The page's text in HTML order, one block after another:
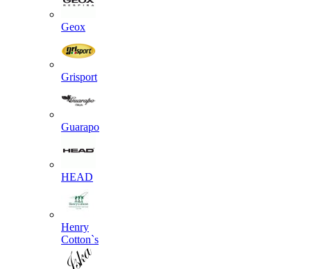
Geox
Grisport
Guarapo
HEAD
Henry
Cotton`s